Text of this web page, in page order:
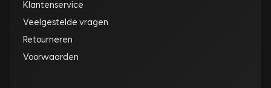
Klantenservice
Veelgestelde vragen
Retourneren
Voorwaarden